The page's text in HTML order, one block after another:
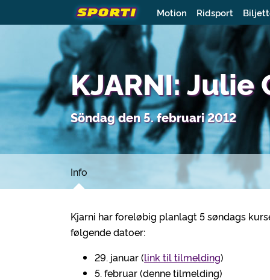
Motion Ridsport
KJARNI:
Söndag den 5. februari 2012
Info
Kjarni har foreløbig planlagt 5 søndags
følgende datoer:
29. januar (link til tilmelding)
5. februar (denne tilmelding)